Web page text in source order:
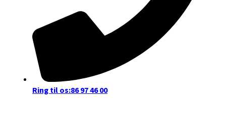
Ring til os:86 97 46 00